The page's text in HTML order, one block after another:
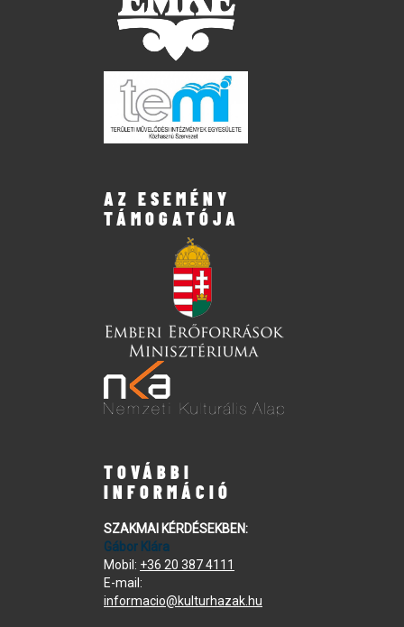
AZ ESEMÉNY
TÁMOGATÓJA
TOVÁBBI
INFORMÁCIÓ
SZAKMAI KÉRDÉSEKBEN:
Gábor Klára
Mobil: +36 20 387 4111
E-mail:
informacio@kulturhazak.hu